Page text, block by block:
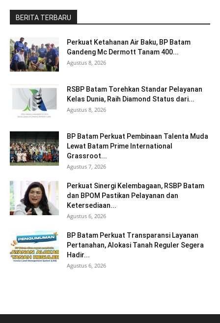
BERITA TERBARU
Perkuat Ketahanan Air Baku, BP Batam
Gandeng Mc Dermott Tanam 400...
Agustus 8, 2026
RSBP Batam Torehkan Standar Pelayanan
Kelas Dunia, Raih Diamond Status dari...
Agustus 8, 2026
BP Batam Perkuat Pembinaan Talenta Muda
Lewat Batam Prime International
Grassroot...
Agustus 7, 2026
Perkuat Sinergi Kelembagaan, RSBP Batam
dan BPOM Pastikan Pelayanan dan
Ketersediaan...
Agustus 6, 2026
BP Batam Perkuat Transparansi Layanan
Pertanahan, Alokasi Tanah Reguler Segera
Hadir...
Agustus 6, 2026